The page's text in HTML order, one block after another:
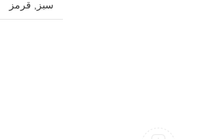
سبز قرمز